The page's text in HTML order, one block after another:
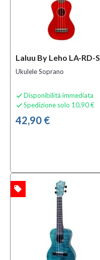
Laluu By Leho LA-RD-S
Ukulele Soprano
 Disponibilità immediata
 Spedizione solo 10,90 €
42,90 €
local_offer